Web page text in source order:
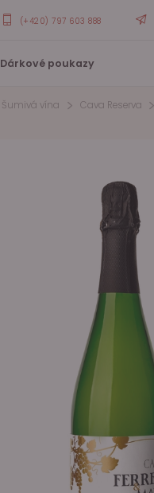
(+420) 797 603 888
Dárkové poukazy
Šumivá vína Cava Reserva